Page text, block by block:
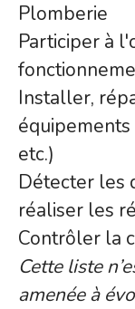
Plomberie
Participer à
Installer,
équipements
etc.)
Détecter les
réaliser les
Contrôler la
Cette liste
amenée à